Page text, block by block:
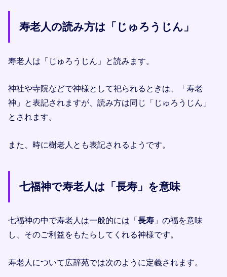
寿老人の読み方は「じゅろうじん」
寿老人は「じゅろうじん」と読みます。
神社や寺院などで神様として祀られるときは、「寿老
神」と表記されますが、読み方は同じ「じゅろうじん」
とされます。
また、時に樹老人とも表記されるようです。
七福神で寿老人は「長寿」を意味
七福神の中で寿老人は一般的には「長寿 」の福を意味
し、そのご利益をもたらしてくれる神様です。
寿老人について広辞苑では次のように定義されます。